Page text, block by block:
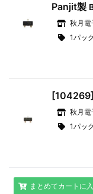
Panjit製
秋月電
1パッ
秋月電
1パッ
まとめてカートに